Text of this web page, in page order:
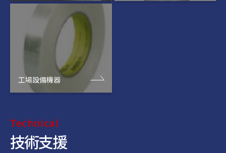
工場設備機器
Technical
技術支援